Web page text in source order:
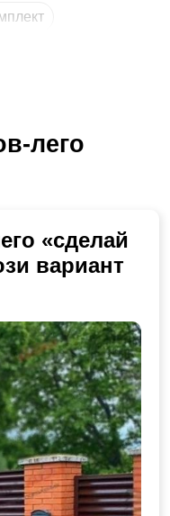
лего
«сделай
вариант